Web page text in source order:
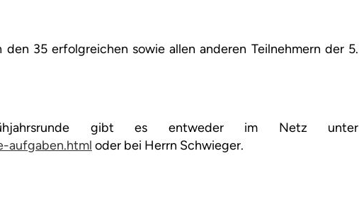
35 erfolgreichen sowie allen anderen Teilnehmern der 5.
gibt es entweder im Netz unter
aufgaben.html oder bei Herrn Schwieger.